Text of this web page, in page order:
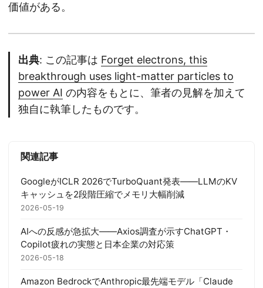
価値がある。
出典: この記事は Forget electrons, this
breakthrough uses light-matter particles to
power AI の内容をもとに、筆者の見解を加えて
独自に執筆したものです。
関連記事
GoogleがICLR 2026でTurboQuant発表——LLMのKV
キャッシュを2段階圧縮でメモリ大幅削減
2026-05-19
AIへの反感が急拡大——Axios調査が示すChatGPT・
Copilot疲れの実態と日本企業の対応策
2026-05-18
Amazon BedrockでAnthropic最先端モデル「Claude